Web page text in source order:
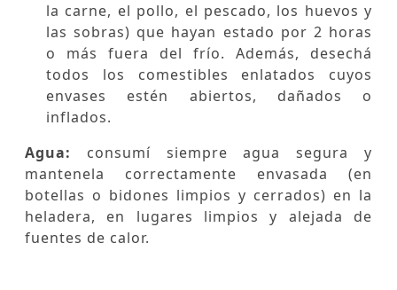
la carne, el pollo, el pescado, los huevos y
las sobras) que hayan estado por 2 horas
o más fuera del frío. Además, desechá
todos los comestibles enlatados cuyos
envases estén abiertos, dañados o
inflados.
Agua: consumí siempre agua segura y
mantenela correctamente envasada (en
botellas o bidones limpios y cerrados) en la
heladera, en lugares limpios y alejada de
fuentes de calor.